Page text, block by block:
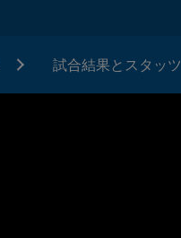
試合結果とスタッツ